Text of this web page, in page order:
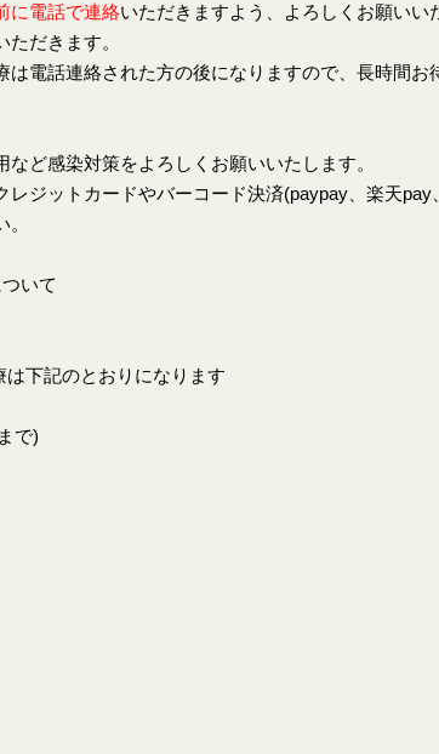
に電話で連絡いただきますよう、よろしくお願いい
だきます。
は電話連絡された方の後になりますので、長時間お
ど感染対策をよろしくお願いいたします。
レジットカードやバーコード決済(paypay、楽天
いて
下記のとおりになります
で)